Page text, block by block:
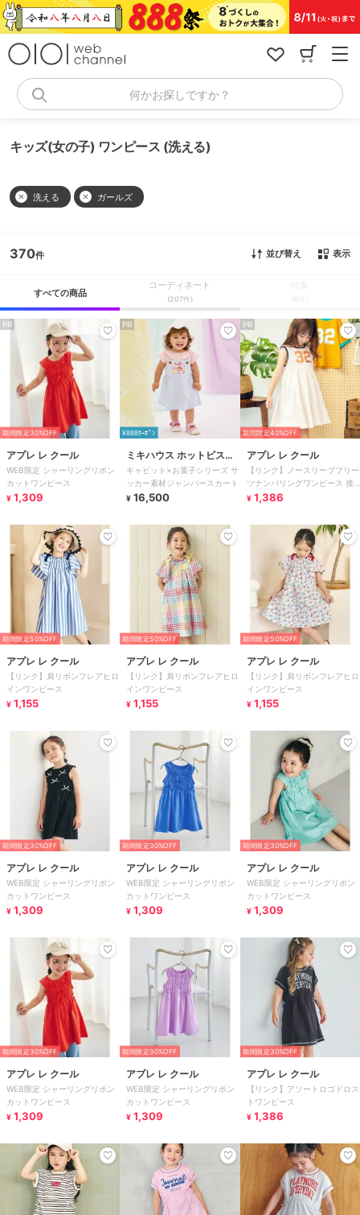
コ
ン
何かお探しですか？
キッズ(女の子) ワンピース (洗える)
洗える ガールズ
370 並び替え 表示
すべての商品
コーディネート
(207件) (0件)
PR
期間限定30%OFF
アプレ レ クール
WEB限定 シャーリングリボン
カットワンピース
¥ 1,309
PR
¥888ｸｰﾎﾟﾝ
ミキハウス ホットビスケ
ッツ
キャビット×お菓子シリーズ サ
ッカー素材ジャンパースカート
¥ 16,500
PR
期間限定40%OFF
アプレ レ クール
【リンク】ノースリーブプリー
ツナンバリングワンピース 接
触冷感
¥ 1,386
期間限定50%OFF
アプレ レ クール
【リンク】肩リボンフレアヒロ
インワンピース
¥ 1,155
期間限定50%OFF
アプレ レ クール
【リンク】肩リボンフレアヒロ
インワンピース
¥ 1,155
期間限定50%OFF
アプレ レ クール
【リンク】肩リボンフレアヒロ
インワンピース
¥ 1,155
期間限定30%OFF
アプレ レ クール
WEB限定 シャーリングリボン
カットワンピース
¥ 1,309
期間限定30%OFF
アプレ レ クール
WEB限定 シャーリングリボン
カットワンピース
¥ 1,309
期間限定30%OFF
アプレ レ クール
WEB限定 シャーリングリボン
カットワンピース
¥ 1,309
期間限定30%OFF
アプレ レ クール
WEB限定 シャーリングリボン
カットワンピース
¥ 1,309
期間限定30%OFF
アプレ レ クール
WEB限定 シャーリングリボン
カットワンピース
¥ 1,309
期間限定30%OFF
アプレ レ クール
【リンク】アソートロゴドロス
トワンピース
¥ 1,386